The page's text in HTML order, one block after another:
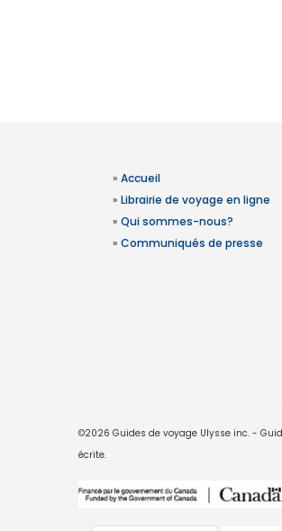
» Accueil
» Librairie de voyage en ligne
» Qui sommes-nous?
» Communiqués de presse
©2026 Guides de voyage Ulysse inc. -
écrite.